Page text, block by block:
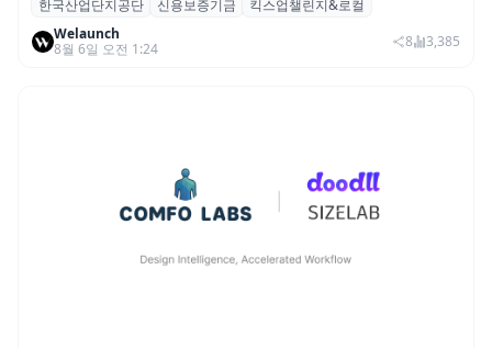
산단공·신보, 2026 ‘킥스업 챌린지&로컬’ 참
여 스타트업 모집
한국산업단지공단 신용보증기금
킥스업챌린지&로컬
Welaunch
8월 6일 오전 1:24
8 3,385